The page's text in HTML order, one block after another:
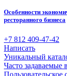
Особенности
ресторанного бизнеса
+7 812 409-47-42
Написать
Уникальный
Часто задаваемые
Пользовательское